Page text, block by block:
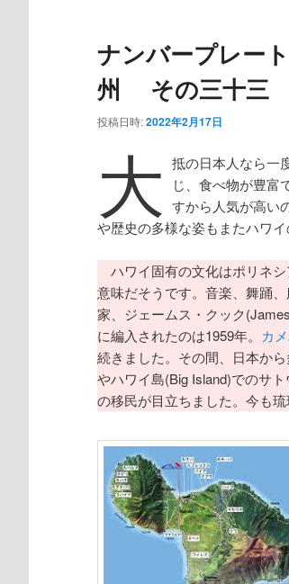
ナンバープレー
州 その三十三
投稿日時:2022年2月17日
大 抵の日本人なら一
じ、食べ物が豊富
すから人気が高い
や歴史の多様な姿もまたハワイ
ハワイ固有の文化はポリネ
意味だそうです。音楽、舞踊
家、ジェームス・クック
に編入されたのは1959年。 カ
続きました。その間、日本か
やハワイ島(Big Island)でのサ
の移民が目立ちました。今も